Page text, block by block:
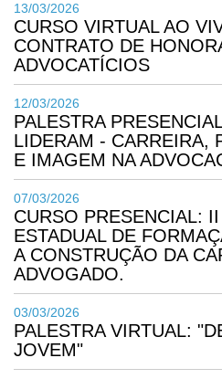
13/03/2026
CURSO VIRTUAL AO
CONTRATO DE
ADVOCATÍCIOS
12/03/2026
PALESTRA
LIDERAM - CARREIRA,
E IMAGEM NA
07/03/2026
CURSO PRESENCIAL:
ESTADUAL DE
A CONSTRUÇÃO DA
ADVOGADO.
03/03/2026
PALESTRA VIRTUAL:
JOVEM"